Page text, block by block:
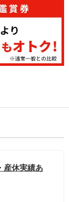
産休実績あ